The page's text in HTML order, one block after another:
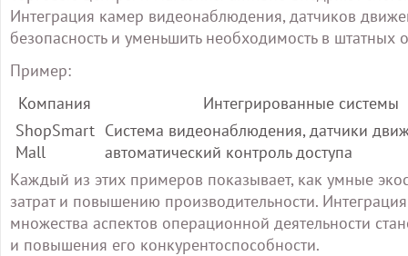
Интеграция камер видеонаблюдения, датчиков
безопасность и уменьшить необходимость в штатных
Пример:
Компания
Интегрированные системы
ShopSmart
Mall
Система видеонаблюдения, датчики
автоматический контроль доступа
Каждый из этих примеров показывает, как умные
затрат и повышению производительности.
множества аспектов операционной деятельности
и повышения его конкурентоспособности.